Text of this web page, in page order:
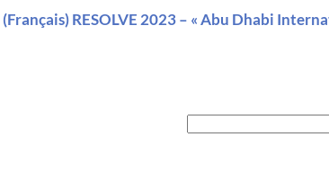
(Français) RESOLVE 2023 – « Abu Dhabi